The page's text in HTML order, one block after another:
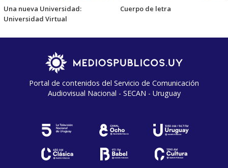
Una nueva Universidad:
Universidad Virtual
Cuerpo de letra
Portal de contenidos del Servicio de Comunicación
Audiovisual Nacional - SECAN - Uruguay